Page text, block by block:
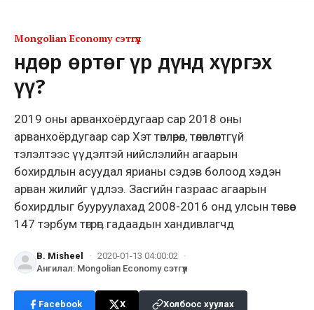
Mongolian Economy сэтгүүл
Өндөр өртөг үр дүнд хүргэх
үү?
2019 оны арванхоёрдугаар сар 2018 оны
арванхоёрдугаар сар Хэт төвлөрөл, төлөвлөлтгүй
тэлэлтээс үүдэлтэй нийслэлийн агаарын
бохирдлын асуудал ярианы сэдэв болоод хэдэн
арван жилийг үдлээ. Засгийн газраас агаарын
бохирдлыг бууруулахад 2008-2016 онд улсын төсвөөс
147 тэрбум төгрөг, гадаадын хандивлагчд
B. Misheel · 2020-01-13 04:00:02
·
Ангилал: Mongolian Economy сэтгүүл
Facebook X Холбоос хуулах